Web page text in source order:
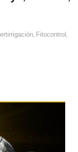
, Fitocontrol ,